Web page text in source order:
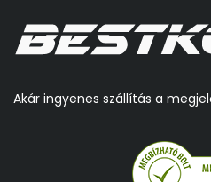
Akár ingyenes szállítás a